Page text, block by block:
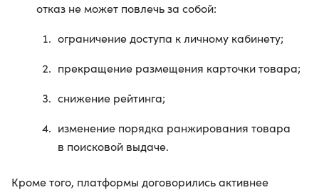
отказ не может повлечь за собой:
ограничение доступа к личному кабинету;
прекращение размещения карточки товара;
снижение рейтинга;
изменение порядка ранжирования товара
в поисковой выдаче.
Кроме того, платформы договорились активнее